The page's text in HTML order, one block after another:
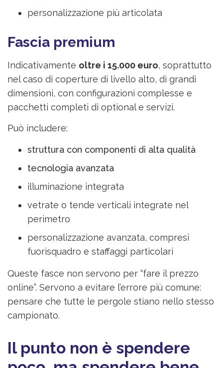
personalizzazione più articolata
Fascia premium
Indicativamente oltre i 15.000 euro, soprattutto
nel caso di coperture di livello alto, di grandi
dimensioni, con configurazioni complesse e
pacchetti completi di optional e servizi.
Può includere:
struttura con componenti di alta qualità
tecnologia avanzata
illuminazione integrata
vetrate o tende verticali integrate nel
perimetro
personalizzazione avanzata, compresi
fuorisquadro e staffaggi particolari
Queste fasce non servono per “fare il prezzo
online”. Servono a evitare l’errore più comune:
pensare che tutte le pergole stiano nello stesso
campionato.
Il punto non è spendere